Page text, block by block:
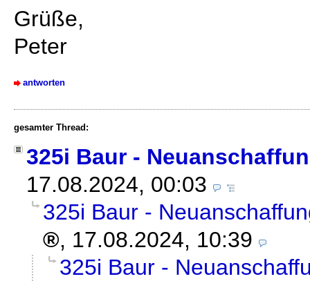
Grüße,
Peter
antworten
gesamter Thread:
325i Baur -
17.08.2024, 00:03
325i Baur -
, 17.08.2024, 10:39
325i Baur -